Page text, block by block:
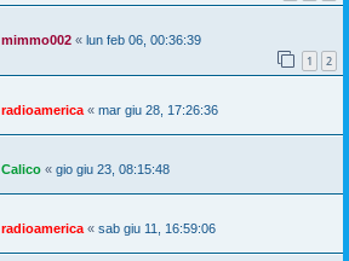
mimmo002 « lun feb 06, 00:36:39
1 2
radioamerica« mar giu 28, 17:26:36
Calico « gio giu 23, 08:15:48
radioamerica« sab giu 11, 16:59:06